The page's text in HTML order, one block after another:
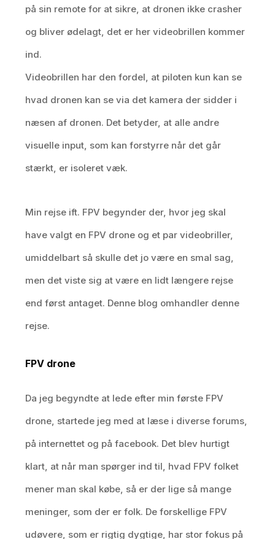
på sin remote for at sikre, at dronen ikke crasher
og bliver ødelagt, det er her videobrillen kommer
ind.
Videobrillen har den fordel, at piloten kun kan se
hvad dronen kan se via det kamera der sidder i
næsen af dronen. Det betyder, at alle andre
visuelle input, som kan forstyrre når det går
stærkt, er isoleret væk.
Min rejse ift. FPV begynder der, hvor jeg skal
have valgt en FPV drone og et par videobriller,
umiddelbart så skulle det jo være en smal sag,
men det viste sig at være en lidt længere rejse
end først antaget. Denne blog omhandler denne
rejse.
FPV drone
Da jeg begyndte at lede efter min første FPV
drone, startede jeg med at læse i diverse forums,
på internettet og på facebook. Det blev hurtigt
klart, at når man spørger ind til, hvad FPV folket
mener man skal købe, så er der lige så mange
meninger, som der er folk. De forskellige FPV
udøvere, som er rigtig dygtige, har stor fokus på